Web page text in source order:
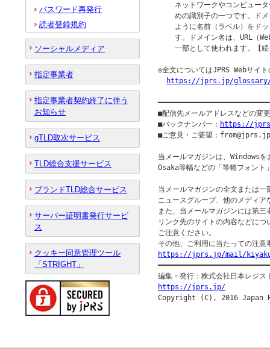
ネットワークやコンピュー
めの識別子の一つです。ド
ように名前（ラベル）をド
す。ドメイン名は、URL（
一部として使われます。【続
◎全文についてはJPRS Webサイ
https://jprs.jp/glossary/
■配信先メールアドレスなどの変
■バックナンバー： https://
■ご意見・ご要望：from@jprs.jp
当メールマガジンは、Windowsを
Osaka等幅などの「等幅フォント
当メールマガジンの全文または一
ニュースグループ、他のメディ
また、当メールマガジンには第
リンク先のサイトの内容などに
ご注意ください。
https://jprs.jp/mail/
https://jprs.jp/
パスワード再発行
読者登録規約
ソーシャルメディア
指定事業者
指定事業者契約終了に伴う
お知らせ
gTLD取次サービス
TLD総合支援サービス
ブランドTLD総合サービス
サーバー証明書発行サービ
ス
クッキー同意管理ツール
「STRIGHT」